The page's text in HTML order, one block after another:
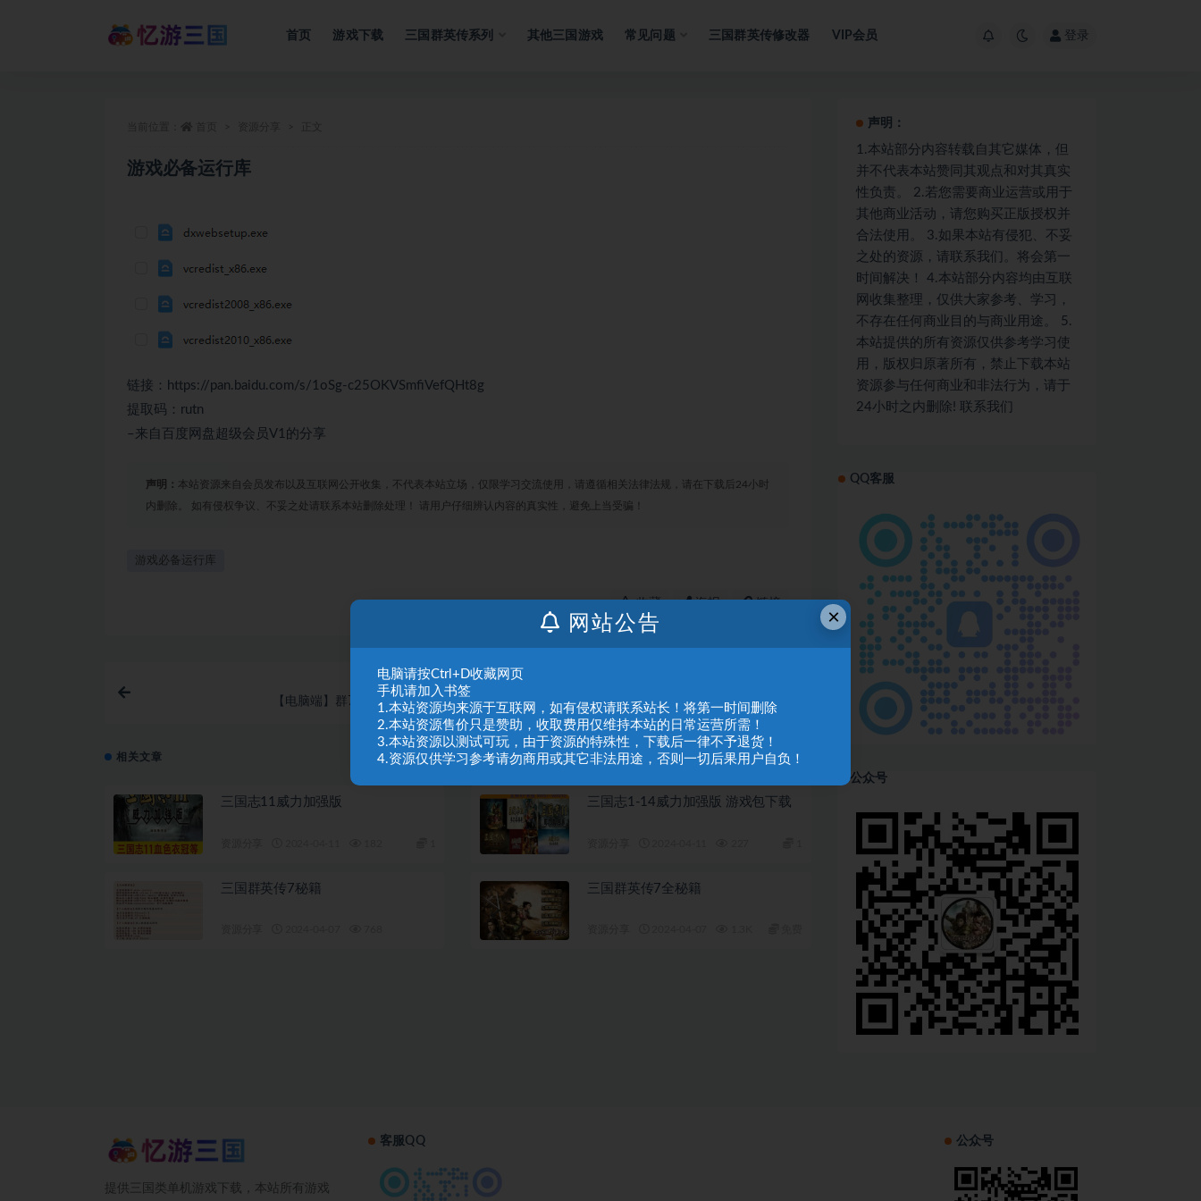
首页 游戏下载 三国群英传系列 其他三国游戏 常见问题 三国群英传修改器 VIP会员 登录
游戏必备运行库
链接：https://pan.baidu.com/s/1oSg-c25OKVSmfiVefQHt8g
提取码：rutn
–来自百度网盘超级会员V1的分享
声明： 本站资源来自会员发布以及互联网公开收集，不代表本站立场，仅限学习交流使用，请遵循相关法律法规，请在下载后24小时
内删除。 如有侵权争议、不妥之处请联系本站删除处理！ 请用户仔细辨认内容的真实性，避免上当受骗！
游戏必备运行库
收藏 海报 链接
上一篇
【电脑端】群7疑难杂症合集
idm下载器怎么下载百度网盘文件 如何用idm下载百
度云
相关文章
三国志11威力加强版 三国志1-14威力加强版 游戏包下载
三国群英传7秘籍 三国群英传7全秘籍
声明：
1.本站部分内容转载自其它媒体，但
并不代表本站赞同其观点和对其真实
性负责。 2.若您需要商业运营或用于
其他商业活动，请您购买正版授权并
合法使用。 3.如果本站有侵犯、不妥
之处的资源，请联系我们。将会第一
时间解决！ 4.本站部分内容均由互联
网收集整理，仅供大家参考、学习，
不存在任何商业目的与商业用途。 5.
本站提供的所有资源仅供参考学习使
用，版权归原著所有，禁止下载本站
资源参与任何商业和非法行为，请于
24小时之内删除! 联系我们
QQ客服
公众号
提供三国类单机游戏下载，本站所有游戏
客服QQ 公众号
×
网站公告
电脑请按Ctrl+D收藏网页
手机请加入书签
1.本站资源均来源于互联网，如有侵权请联系站长！将第一时间删除
2.本站资源售价只是赞助，收取费用仅维持本站的日常运营所需！
3.本站资源以测试可玩，由于资源的特殊性，下载后一律不予退货！
4.资源仅供学习参考请勿商用或其它非法用途，否则一切后果用户自负！